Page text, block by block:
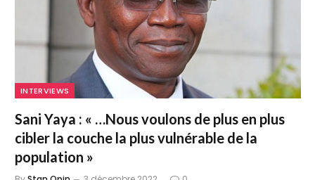
INTERVIEWS
Sani Yaya : « …Nous voulons de plus en plus
cibler la couche la plus vulnérable de la
population »